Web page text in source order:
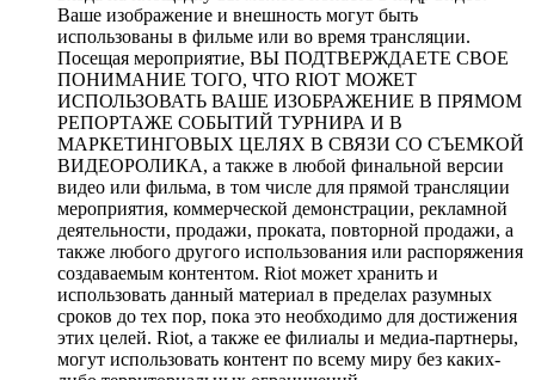
Ваше изображение и внешность могут быть
использованы в фильме или во время трансляции.
Посещая мероприятие, ВЫ ПОДТВЕРЖДАЕТЕ СВОЕ
ПОНИМАНИЕ ТОГО, ЧТО RIOT МОЖЕТ
ИСПОЛЬЗОВАТЬ ВАШЕ ИЗОБРАЖЕНИЕ В ПРЯМОМ
РЕПОРТАЖЕ СОБЫТИЙ ТУРНИРА И В
МАРКЕТИНГОВЫХ ЦЕЛЯХ В СВЯЗИ СО СЪЕМКОЙ
ВИДЕОРОЛИКА, а также в любой финальной версии
видео или фильма, в том числе для прямой трансляции
мероприятия, коммерческой демонстрации, рекламной
деятельности, продажи, проката, повторной продажи, а
также любого другого использования или распоряжения
создаваемым контентом. Riot может хранить и
использовать данный материал в пределах разумных
сроков до тех пор, пока это необходимо для достижения
этих целей. Riot, а также ее филиалы и медиа-партнеры,
могут использовать контент по всему миру без каких-